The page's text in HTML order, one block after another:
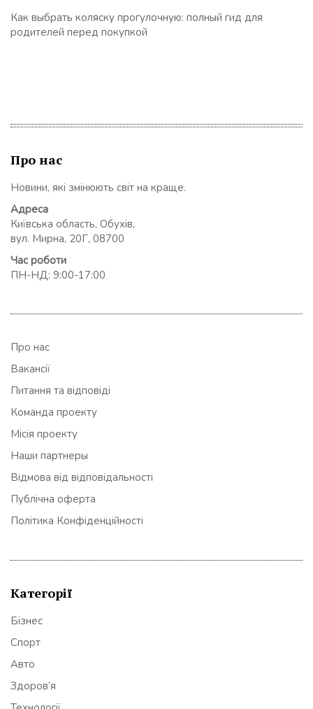
Как выбрать коляску прогулочную: полный гид для
родителей перед покупкой
Про нас
Новини, які змінюють світ на краще.
Адреса
Київська область, Обухів,
вул. Мирна, 20Г, 08700
Час роботи
ПН-НД: 9:00-17:00
Про нас
Вакансії
Питання та відповіді
Команда проекту
Місія проекту
Наши партнеры
Відмова від відповідальності
Публічна оферта
Політика Конфіденційності
Категорії
Бізнес
Спорт
Авто
Здоров’я